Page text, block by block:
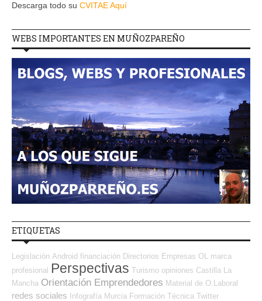
Descarga todo su CVITAE Aquí
WEBS IMPORTANTES EN MUÑOZPAREÑO
ETIQUETAS
Legislación Android financiación Directorios Empresas OL
marca
profesional Perspectivas Turismo opiniones Castilla La
Mancha Orientación Emprendedores Material de O.Laboral
redes sociales Infografía Murcia Formación Técnica Twitter